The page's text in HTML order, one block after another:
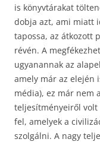
is könyvtárakat
dobja azt, ami miatt
tapossa, az átkozott
révén. A
ugyanannak az
amely már az elején
média), ez már nem
teljesítményeiről volt
fel, amelyek a
szolgálni. A nagy